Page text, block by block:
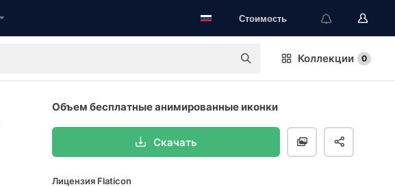
Стоимость
Коллекции 0
Объем бесплатные анимированные иконки
Скачать
Лицензия Flaticon